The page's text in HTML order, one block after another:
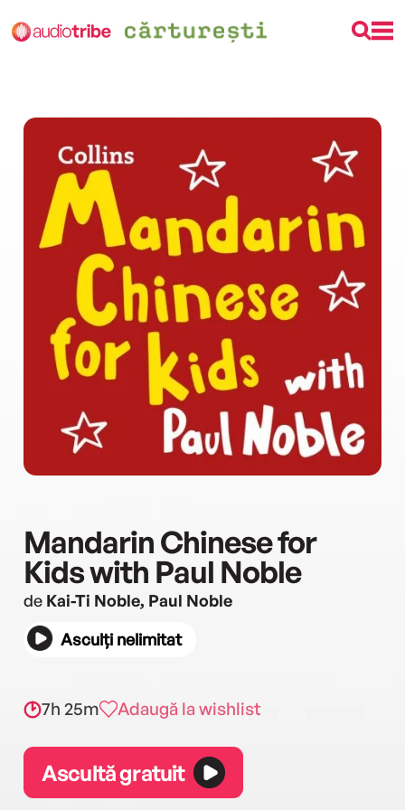
Mandarin Chinese for
Kids with Paul Noble
de Kai-Ti Noble, Paul Noble
Asculți nelimitat
7h 25m Adaugă la wishlist
Ascultă gratuit